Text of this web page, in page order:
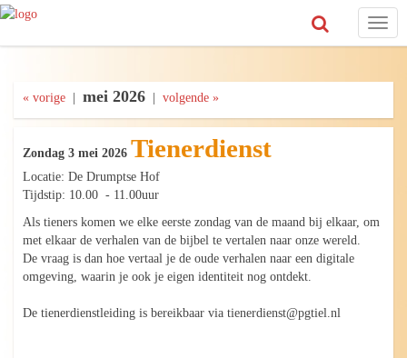
« vorige |mei 2026 |volgende »
Zondag 3 mei 2026 Tienerdienst
Locatie: De Drumptse Hof
Tijdstip: 10.00 - 11.00uur
Als tieners komen we elke eerste zondag van de maand bij elkaar, om
met elkaar de verhalen van de bijbel te vertalen naar onze wereld.
De vraag is dan hoe vertaal je de oude verhalen naar een digitale
omgeving, waarin je ook je eigen identiteit nog ontdekt.
De tienerdienstleiding is bereikbaar via tienerdienst@pgtiel.nl